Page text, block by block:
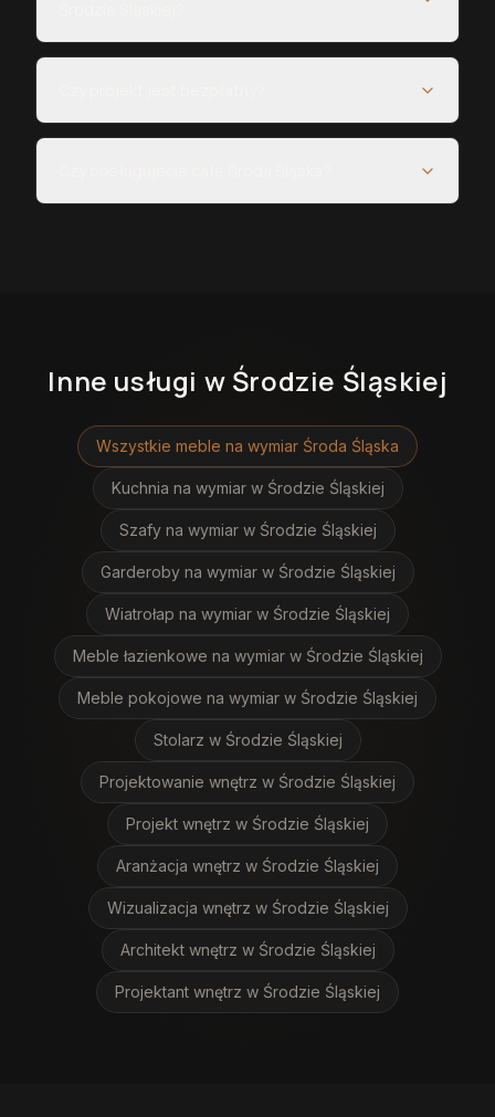
Inne usługi w Środzie Śląskiej
Wszystkie meble na wymiar Środa Śląska
Kuchnia na wymiar w Środzie Śląskiej
Szafy na wymiar w Środzie Śląskiej
Garderoby na wymiar w Środzie Śląskiej
Wiatrołap na wymiar w Środzie Śląskiej
Meble łazienkowe na wymiar w Środzie Śląskiej
Meble pokojowe na wymiar w Środzie Śląskiej
Stolarz w Środzie Śląskiej
Projektowanie wnętrz w Środzie Śląskiej
Projekt wnętrz w Środzie Śląskiej
Aranżacja wnętrz w Środzie Śląskiej
Wizualizacja wnętrz w Środzie Śląskiej
Architekt wnętrz w Środzie Śląskiej
Projektant wnętrz w Środzie Śląskiej